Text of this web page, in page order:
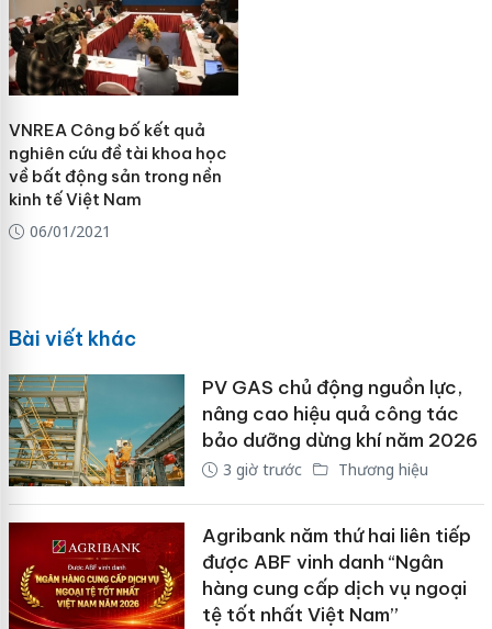
VNREA Công bố kết quả
nghiên cứu đề tài khoa học
về bất động sản trong nền
kinh tế Việt Nam
06/01/2021
Bài viết khác
PV GAS chủ động nguồn lực,
nâng cao hiệu quả công tác
bảo dưỡng dừng khí năm 2026
3 giờ trước Thương hiệu
Agribank năm thứ hai liên tiếp
được ABF vinh danh “Ngân
hàng cung cấp dịch vụ ngoại
tệ tốt nhất Việt Nam”